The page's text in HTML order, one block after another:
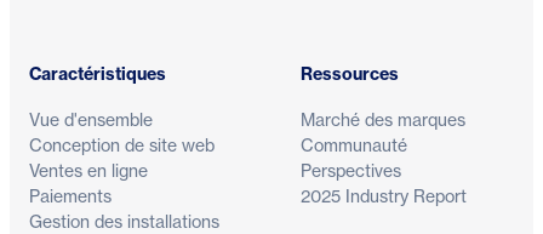
Caractéristiques
Vue d'ensemble
Conception de site web
Ventes en ligne
Paiements
Gestion des installations
Ressources
Marché des marques
Communauté
Perspectives
2025 Industry Report